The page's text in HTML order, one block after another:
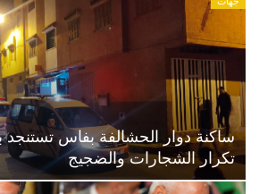
ساكنة دوار الحشالفة بفاس تستنجد
تكرار الشجارات والضجيج